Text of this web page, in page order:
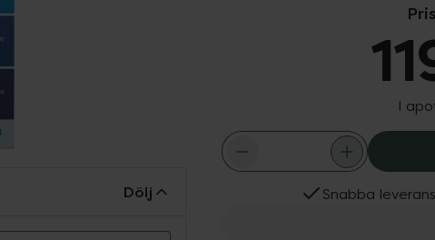
I
Snabba
Dölj